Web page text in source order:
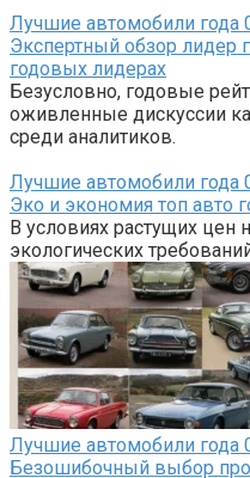
Лучшие автомобили года
Экспертный обзор лидер
годовых лидерах
Безусловно, годовые
оживленные дискуссии
среди аналитиков.
Лучшие автомобили года
Эко и экономия топ авто
В условиях растущих цен
экологических
Лучшие автомобили года
Безошибочный выбор